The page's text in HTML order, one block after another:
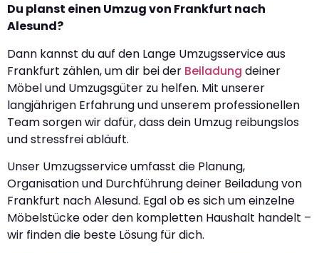
Du planst einen Umzug von Frankfurt nach
Alesund?
Dann kannst du auf den Lange Umzugsservice aus
Frankfurt zählen, um dir bei der Beiladung deiner
Möbel und Umzugsgüter zu helfen. Mit unserer
langjährigen Erfahrung und unserem professionellen
Team sorgen wir dafür, dass dein Umzug reibungslos
und stressfrei abläuft.
Unser Umzugsservice umfasst die Planung,
Organisation und Durchführung deiner Beiladung von
Frankfurt nach Alesund. Egal ob es sich um einzelne
Möbelstücke oder den kompletten Haushalt handelt –
wir finden die beste Lösung für dich.